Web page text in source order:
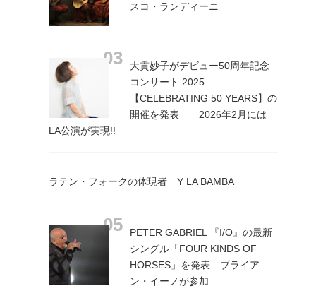
スコ・ランディーニ
大貫妙子がデビュー50周年記念
コンサート 2025
【CELEBRATING 50 YEARS】の
開催を発表 2026年2月には
LA公演が実現!!
ラテン・フォークの体現者 Y LA BAMBA
PETER GABRIEL 『I/O』の最新
シングル「FOUR KINDS OF
HORSES」を発表 ブライア
ン・イーノが参加